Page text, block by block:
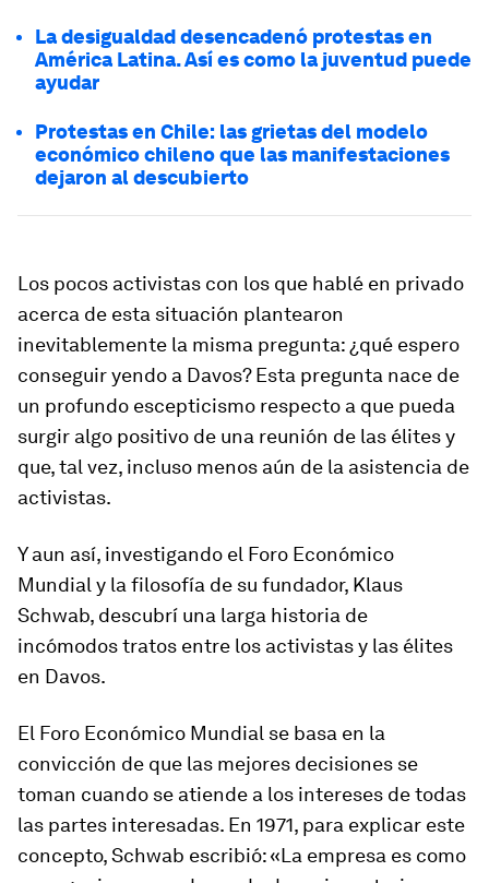
La desigualdad desencadenó protestas en
América Latina. Así es como la juventud puede
ayudar
Protestas en Chile: las grietas del modelo
económico chileno que las manifestaciones
dejaron al descubierto
Los pocos activistas con los que hablé en privado
acerca de esta situación plantearon
inevitablemente la misma pregunta: ¿qué espero
conseguir yendo a Davos? Esta pregunta nace de
un profundo escepticismo respecto a que pueda
surgir algo positivo de una reunión de las élites y
que, tal vez, incluso menos aún de la asistencia de
activistas.
Y aun así, investigando el Foro Económico
Mundial y la filosofía de su fundador, Klaus
Schwab, descubrí una larga historia de
incómodos tratos entre los activistas y las élites
en Davos.
El Foro Económico Mundial se basa en la
convicción de que las mejores decisiones se
toman cuando se atiende a los intereses de todas
las partes interesadas. En 1971, para explicar este
concepto, Schwab escribió: «La empresa es como